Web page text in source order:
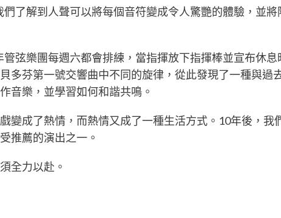
們了解到人聲可以將每個音符變成令人驚艷的體驗，並
管弦樂團每週六都會排練，當指揮放下指揮棒並宣布休
多芬第一號交響曲中不同的旋律，從此發現了一種與
音樂，並學習如何和諧共鳴。
變成了熱情，而熱情又成了一種生活方式。10年後，
推薦的演出之一。
全力以赴。